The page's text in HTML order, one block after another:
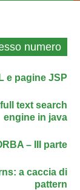
numero
e pagine JSP
text search
engine in java
– III parte
a caccia di
pattern